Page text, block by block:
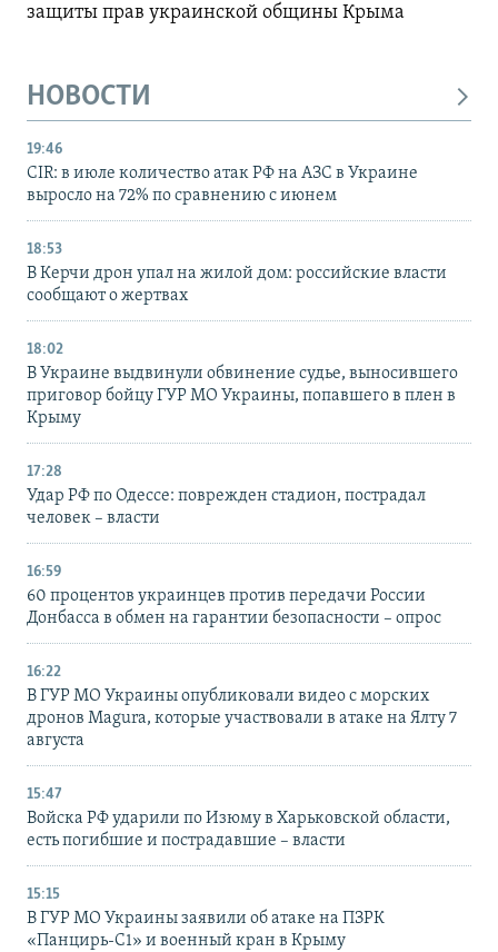
защиты прав украинской общины Крыма
НОВОСТИ
19:46
CIR: в июле количество атак РФ на АЗС в Украине
выросло на 72% по сравнению с июнем
18:53
В Керчи дрон упал на жилой дом: российские власти
сообщают о жертвах
18:02
В Украине выдвинули обвинение судье, выносившего
приговор бойцу ГУР МО Украины, попавшего в плен в
Крыму
17:28
Удар РФ по Одессе: поврежден стадион, пострадал
человек – власти
16:59
60 процентов украинцев против передачи России
Донбасса в обмен на гарантии безопасности – опрос
16:22
В ГУР МО Украины опубликовали видео с морских
дронов Magura, которые участвовали в атаке на Ялту 7
августа
15:47
Войска РФ ударили по Изюму в Харьковской области,
есть погибшие и пострадавшие – власти
15:15
В ГУР МО Украины заявили об атаке на ПЗРК
«Панцирь-С1» и военный кран в Крыму